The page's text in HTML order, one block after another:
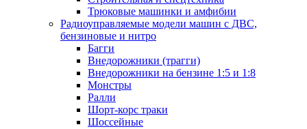
Трюковые машинки и амфибии
Радиоуправляемые модели машин с ДВС,
бензиновые и нитро
Багги
Внедорожники (трагги)
Внедорожники на бензине 1:5 и 1:8
Монстры
Ралли
Шорт-корс траки
Шоссейные